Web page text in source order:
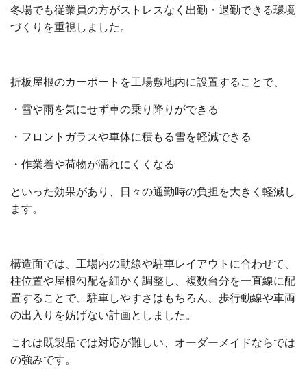
冬場でも従業員の方がストレスなく出勤・退勤できる環境
づくりを重視しました。
折板屋根のカーポートを工場敷地内に設置することで、
・雪や雨を気にせず車の乗り降りができる
・フロントガラスや車体に積もる雪を軽減できる
・作業着や荷物が濡れにくくなる
といった効果があり、日々の通勤時の負担を大きく軽減し
ます。
構造面では、工場内の動線や駐車レイアウトに合わせて、
柱位置や屋根勾配を細かく調整し、複数台分を一直線に配
置することで、駐車しやすさはもちろん、歩行動線や車両
の出入りを妨げない計画としました。
これは既製品では対応が難しい、オーダーメイドならでは
の強みです。